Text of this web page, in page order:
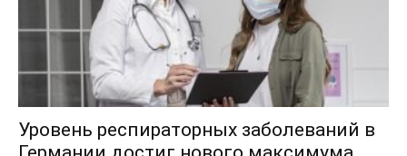
Уровень респираторных заболеваний в